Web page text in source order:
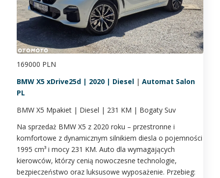
169000 PLN
BMW X5 xDrive25d | 2020 | Diesel | Automat Salon
PL
BMW X5 Mpakiet | Diesel | 231 KM | Bogaty Suv
Na sprzedaż BMW X5 z 2020 roku – przestronne i
komfortowe z dynamicznym silnikiem diesla o pojemności
1995 cm³ i mocy 231 KM. Auto dla wymagających
kierowców, którzy cenią nowoczesne technologie,
bezpieczeństwo oraz luksusowe wyposażenie. Przebieg: